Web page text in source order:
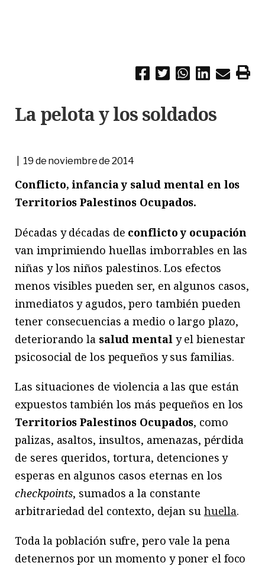
La pelota y los soldados
| 19 de noviembre de 2014
Conflicto, infancia y salud mental en los
Territorios Palestinos Ocupados.
Décadas y décadas de conflicto y ocupación
van imprimiendo huellas imborrables en las
niñas y los niños palestinos. Los efectos
menos visibles pueden ser, en algunos casos,
inmediatos y agudos, pero también pueden
tener consecuencias a medio o largo plazo,
deteriorando la salud mental y el bienestar
psicosocial de los pequeños y sus familias.
Las situaciones de violencia a las que están
expuestos también los más pequeños en los
Territorios Palestinos Ocupados, como
palizas, asaltos, insultos, amenazas, pérdida
de seres queridos, tortura, detenciones y
esperas en algunos casos eternas en los
checkpoints, sumados a la constante
arbitrariedad del contexto, dejan su huella.
Toda la población sufre, pero vale la pena
detenernos por un momento y poner el foco